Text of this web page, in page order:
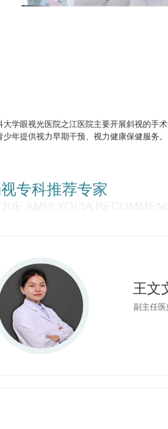
大学眼视光医院之江医院主要开展斜视的手
少年提供视力早期干预、视力健康保健服务。
专科推荐专家
王文
副主任医